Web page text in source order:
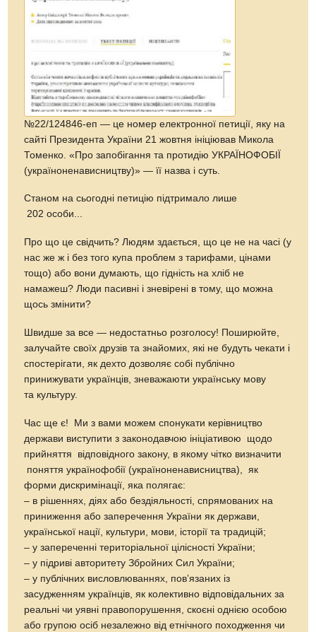
№22/124846-еп — це номер електронної петиції, яку на
сайті Президента України 21 жовтня ініціював Микола
Томенко. «Про запобігання та протидію УКРАЇНОФОБІЇ
(україноненависництву)» — її назва і суть.
Станом на сьогодні петицію підтримало лише
202 особи...
Про що це свідчить? Людям здається, що це не на часі (у
нас же ж і без того купа проблем з тарифами, цінами
тощо) або вони думають, що гідність на хліб не
намажеш? Люди пасивні і зневірені в тому, що можна
щось змінити?
Швидше за все — недостатньо розголосу! Поширюйте,
залучайте своїх друзів та знайомих, які не будуть чекати і
спостерігати, як дехто дозволяє собі публічно
принижувати українців, зневажаюти українську мову
та культуру.
Час ще є! Ми з вами можем спонукати керівництво
держави виступити з законодавчою ініціативою щодо
прийняття відповідного закону, в якому чітко визначити
поняття українофобії (україноненависництва), як
форми дискримінації, яка полягає:
– в рішеннях, діях або бездіяльності, спрямованих на
приниження або заперечення України як держави,
української нації, культури, мови, історії та традицій;
– у запереченні територіальної цілісності України;
– у підриві авторитету Збройних Сил України;
– у публічних висловлюваннях, пов’язаних із
засудженням українців, як колективно відповідальних за
реальні чи уявні правопорушення, скоєні однією особою
або групою осіб незалежно від етнічного походження чи